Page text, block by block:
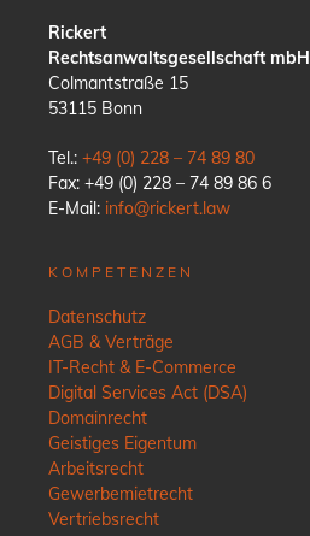
Rickert
Rechtsanwaltsgesellschaft mbH
Colmantstraße 15
53115 Bonn
Tel.: +49 (0) 228 – 74 89 80
Fax: +49 (0) 228 – 74 89 86 6
E-Mail: info@rickert.law
KOMPETENZEN
Datenschutz
AGB & Verträge
IT-Recht & E-Commerce
Digital Services Act (DSA)
Domainrecht
Geistiges Eigentum
Arbeitsrecht
Gewerbemietrecht
Vertriebsrecht